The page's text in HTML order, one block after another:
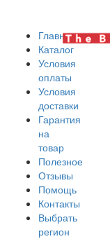
Главная
Каталог
Условия
оплаты
Условия
доставки
Гарантия
на
товар
Полезное
Отзывы
Помощь
Контакты
Выбрать
регион